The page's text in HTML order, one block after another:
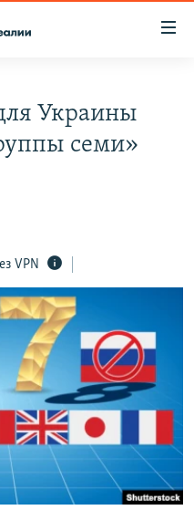
СОПРОТИВЛЕНИЯ
Украины
семи»
VPN